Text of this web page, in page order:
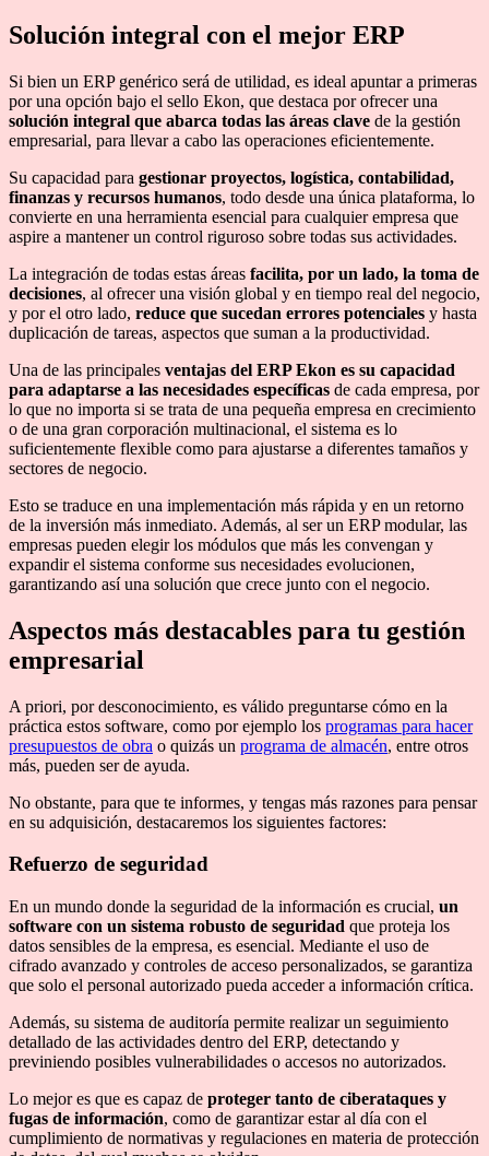
Solución integral con el mejor ERP
Si bien un ERP genérico será de utilidad, es ideal apuntar a primeras
por una opción bajo el sello Ekon, que destaca por ofrecer una
solución integral que abarca todas las áreas clave de la gestión
empresarial, para llevar a cabo las operaciones eficientemente.
Su capacidad para gestionar proyectos, logística, contabilidad,
finanzas y recursos humanos, todo desde una única plataforma, lo
convierte en una herramienta esencial para cualquier empresa que
aspire a mantener un control riguroso sobre todas sus actividades.
La integración de todas estas áreas facilita, por un lado, la toma de
decisiones, al ofrecer una visión global y en tiempo real del negocio,
y por el otro lado, reduce que sucedan errores potenciales y hasta
duplicación de tareas, aspectos que suman a la productividad.
Una de las principales ventajas del ERP Ekon es su capacidad
para adaptarse a las necesidades específicas de cada empresa, por
lo que no importa si se trata de una pequeña empresa en crecimiento
o de una gran corporación multinacional, el sistema es lo
suficientemente flexible como para ajustarse a diferentes tamaños y
sectores de negocio.
Esto se traduce en una implementación más rápida y en un retorno
de la inversión más inmediato. Además, al ser un ERP modular, las
empresas pueden elegir los módulos que más les convengan y
expandir el sistema conforme sus necesidades evolucionen,
garantizando así una solución que crece junto con el negocio.
Aspectos más destacables para tu gestión
empresarial
A priori, por desconocimiento, es válido preguntarse cómo en la
práctica estos software, como por ejemplo los programas para hacer
presupuestos de obra o quizás un programa de almacén, entre otros
más, pueden ser de ayuda.
No obstante, para que te informes, y tengas más razones para pensar
en su adquisición, destacaremos los siguientes factores:
Refuerzo de seguridad
En un mundo donde la seguridad de la información es crucial, un
software con un sistema robusto de seguridad que proteja los
datos sensibles de la empresa, es esencial. Mediante el uso de
cifrado avanzado y controles de acceso personalizados, se garantiza
que solo el personal autorizado pueda acceder a información crítica.
Además, su sistema de auditoría permite realizar un seguimiento
detallado de las actividades dentro del ERP, detectando y
previniendo posibles vulnerabilidades o accesos no autorizados.
Lo mejor es que es capaz de proteger tanto de ciberataques y
fugas de información, como de garantizar estar al día con el
cumplimiento de normativas y regulaciones en materia de protección